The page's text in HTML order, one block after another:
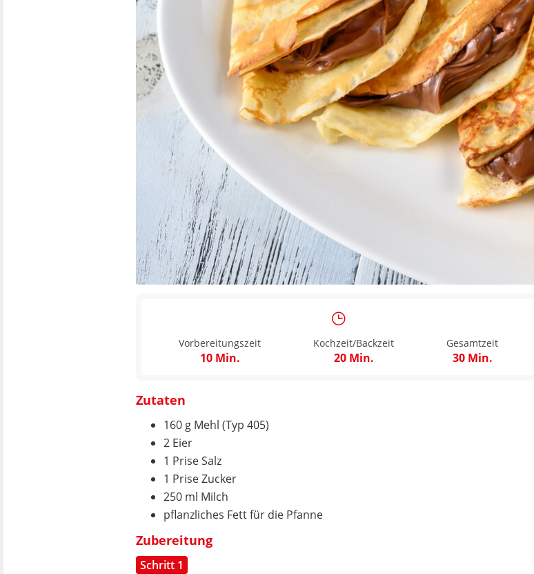
Vorbereitungszeit
10 Min.
Kochzeit/Backzeit
20 Min.
Gesamtzeit
30 Min.
Zutaten
160 g Mehl (Typ 405)
2 Eier
1 Prise Salz
1 Prise Zucker
250 ml Milch
pflanzliches Fett für die Pfanne
Zubereitung
Schritt 1